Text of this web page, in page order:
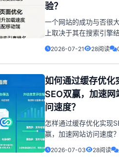
验？
一个网站的成功与否很
上取决于其在搜索引擎
的表现。而百度，作为
大的搜索引擎，其影响
索结果的权重想要在百
得更好的排名。吸引更
量，就必须重视站内调
别是百度收录和缓存调
起来，这两者并非孤立
是相互
2026-07-21 28阅读
如何通过缓存优化
SEO双赢，加速网
问速度？
怎样通过缓存优化实现
赢，加速网站访问速度
通过将网站资源条件缓
球更多个不同节点服务
2026-07-03 28阅读